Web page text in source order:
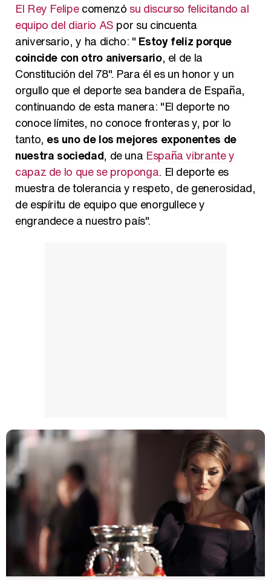
El Rey Felipecomenzó su discurso felicitando al
equipo del diario AS por su cincuenta
aniversario, y ha dicho: " Estoy feliz porque
coincide con otro aniversario, el de la
Constitución del 78". Para él es un honor y un
orgullo que el deporte sea bandera de España,
continuando de esta manera: "El deporte no
conoce límites, no conoce fronteras y, por lo
tanto, es uno de los mejores exponentes de
nuestra sociedad, de una España vibrante y
capaz de lo que se proponga. El deporte es
muestra de tolerancia y respeto, de generosidad,
de espíritu de equipo que enorgullece y
engrandece a nuestro país".